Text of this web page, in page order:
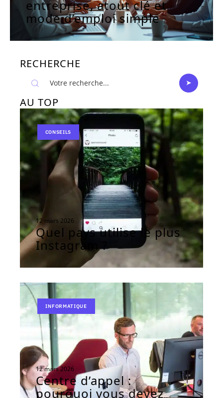
entreprise, atout clé et
mode d’emploi simple
RECHERCHE
AU TOP
CONSEILS
12 mars 2026
Quel pays utilise le plus
Instagram ?
INFORMATIQUE
12 mars 2026
Centre d’appel :
pourquoi vous devez